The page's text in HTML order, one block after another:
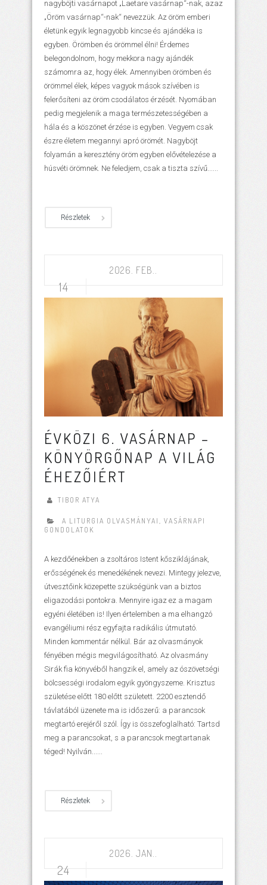
nagyböjti vasárnapot „Laetare vasárnap“-nak, azaz
„Öröm vasárnap“-nak“ nevezzük. Az öröm emberi
életünk egyik legnagyobb kincse és ajándéka is
egyben. Örömben és örömmel élni! Érdemes
belegondolnom, hogy mekkora nagy ajándék
számomra az, hogy élek. Amennyiben örömben és
örömmel élek, képes vagyok mások szívében is
felerősíteni az öröm csodálatos érzését. Nyomában
pedig megjelenik a maga természetességében a
hála és a köszönet érzése is egyben. Vegyem csak
észre életem megannyi apró örömét. Nagyböjt
folyamán a keresztény öröm egyben elővételezése a
húsvéti örömnek. Ne feledjem, csak a tiszta szívű......
Részletek
2026. FEB..
14
ÉVKÖZI 6. VASÁRNAP –
KÖNYÖRGŐNAP A VILÁG
ÉHEZŐIÉRT
TIBOR ATYA
A LITURGIA OLVASMÁNYAI
VASÁRNAPI
GONDOLATOK
A kezdőénekben a zsoltáros Istent kősziklájának,
erősségének és menedékének nevezi. Mintegy jelezve,
útvesztőink közepette szükségünk van a biztos
eligazodási pontokra. Mennyire igaz ez a magam
egyéni életében is! Ilyen értelemben a ma elhangzó
evangéliumi rész egyfajta radikális útmutató.
Minden kommentár nélkül. Bár az olvasmányok
fényében mégis megvilágosítható. Az olvasmány
Sirák fia könyvéből hangzik el, amely az ószövetségi
bölcsességi irodalom egyik gyöngyszeme. Krisztus
születése előtt 180 előtt született. 2200 esztendő
távlatából üzenete ma is időszerű: a parancsok
megtartó erejéről szól. Így is összefoglalható: Tartsd
meg a parancsokat, s a parancsok megtartanak
téged! Nyilván......
Részletek
2026. JAN..
24